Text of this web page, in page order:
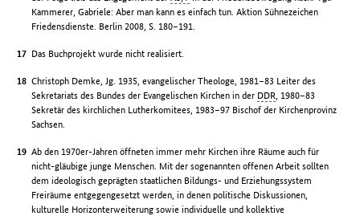
Kammerer, Gabriele: Aber man kann es einfach tun. Aktion Sühnezeichen
Friedensdienste. Berlin 2008, S. 180–191.
Das Buchprojekt wurde nicht realisiert.
Christoph Demke, Jg. 1935, evangelischer Theologe, 1981–83 Leiter des
Sekretariats des Bundes der Evangelischen Kirchen in der DDR , 1980–83
Sekretär des kirchlichen Lutherkomitees, 1983–97 Bischof der Kirchenprovinz
Sachsen.
Ab den 1970er-Jahren öffneten immer mehr Kirchen ihre Räume auch für
nicht-gläubige junge Menschen. Mit der sogenannten offenen Arbeit sollten
dem ideologisch geprägten staatlichen Bildungs- und Erziehungssystem
Freiräume entgegengesetzt werden, in denen politische Diskussionen,
kulturelle Horizonterweiterung sowie individuelle und kollektive